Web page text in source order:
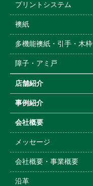
プリントシステム
襖紙
多機能襖紙・引手・木枠
障子・アミ戸
店舗紹介
事例紹介
会社概要
メッセージ
会社概要・事業概要
沿革